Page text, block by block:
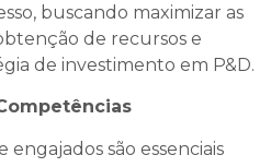
buscando maximizar as
de recursos e
de investimento em P&D.
engajados são essenciais